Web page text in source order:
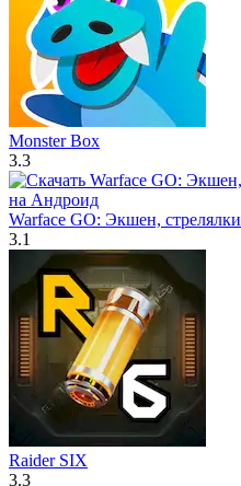
Monster Box
3.3
Warface GO: Экшен, стрелялки
3.1
Raider SIX
3.3